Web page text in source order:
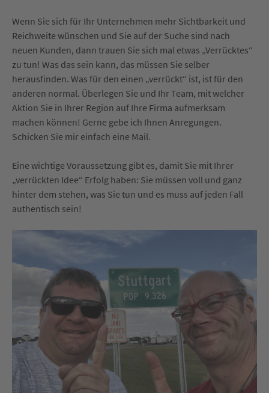
Wenn Sie sich für Ihr Unternehmen mehr Sichtbarkeit und
Reichweite wünschen und Sie auf der Suche sind nach
neuen Kunden, dann trauen Sie sich mal etwas „Verrücktes“
zu tun! Was das sein kann, das müssen Sie selber
herausfinden. Was für den einen „verrückt“ ist, ist für den
anderen normal. Überlegen Sie und Ihr Team, mit welcher
Aktion Sie in Ihrer Region auf Ihre Firma aufmerksam
machen können! Gerne gebe ich Ihnen Anregungen.
Schicken Sie mir einfach eine Mail.
Eine wichtige Voraussetzung gibt es, damit Sie mit Ihrer
„verrückten Idee“ Erfolg haben: Sie müssen voll und ganz
hinter dem stehen, was Sie tun und es muss auf jeden Fall
authentisch sein!